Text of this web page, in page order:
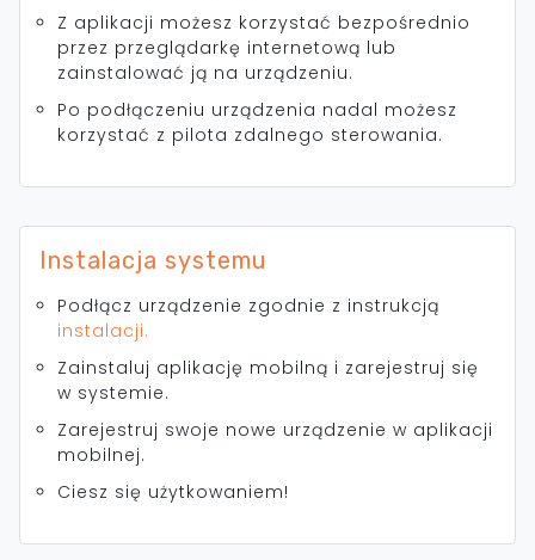
Z aplikacji możesz korzystać bezpośrednio
przez przeglądarkę internetową lub
zainstalować ją na urządzeniu.
Po podłączeniu urządzenia nadal możesz
korzystać z pilota zdalnego sterowania.
Instalacja systemu
Podłącz urządzenie zgodnie z instrukcją
instalacji.
Zainstaluj aplikację mobilną i zarejestruj się
w systemie.
Zarejestruj swoje nowe urządzenie w aplikacji
mobilnej.
Ciesz się użytkowaniem!